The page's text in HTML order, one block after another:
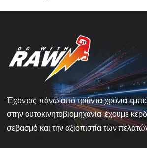
Έχοντας πάνω από τριάντα χρόνια
στην αυτοκινητοβιομηχανία ,έχουμε
σεβασμό και την αξιοπιστία των